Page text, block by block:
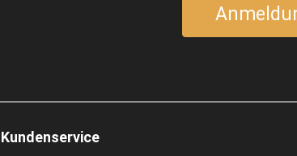
Kundenservice